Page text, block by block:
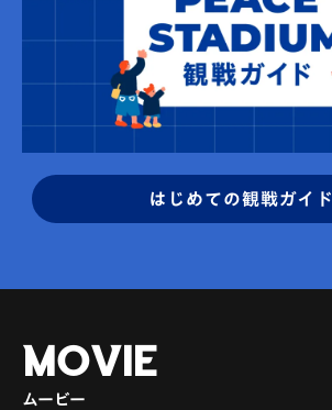
はじめての観戦ガイド
MOVIE
ムービー